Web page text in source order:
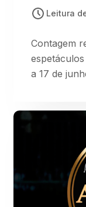
Leitura
Contagem
a 17 de
importante
touro do
de